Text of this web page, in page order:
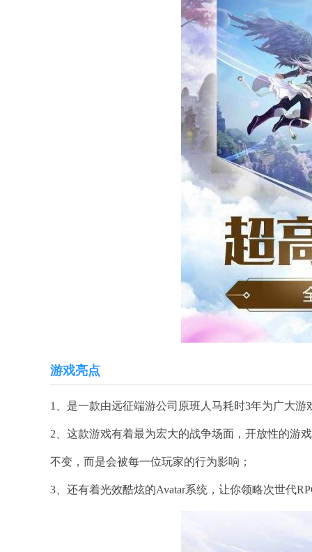
游戏亮点
1、是一款由远征端游公司原班人马耗时3年为广大游
2、这款游戏有着最为宏大的战争场面，开放性的游
不变，而是会被每一位玩家的行为影响；
3、还有着光效酷炫的Avatar系统，让你领略次世代